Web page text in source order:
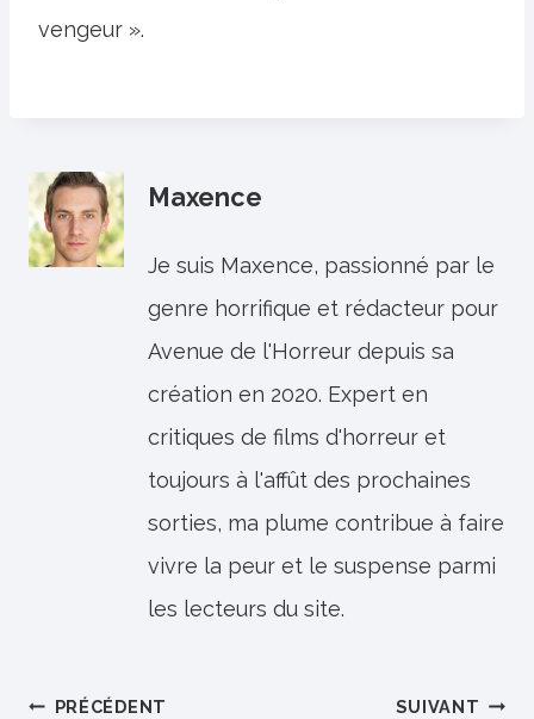
vengeur ».
Maxence
Je suis Maxence, passionné par le
genre horrifique et rédacteur pour
Avenue de l'Horreur depuis sa
création en 2020. Expert en
critiques de films d'horreur et
toujours à l'affût des prochaines
sorties, ma plume contribue à faire
vivre la peur et le suspense parmi
les lecteurs du site.
Navigation
PRÉCÉDENT SUIVANT